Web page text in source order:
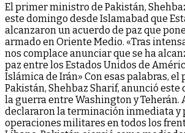
El primer ministro de Pakistán,
este domingo desde Islamabad que
alcanzaron un acuerdo de paz que
armado en Oriente Medio. «Tras
nos complace anunciar que se ha
paz entre los Estados Unidos de
Islámica de Irán» Con esas palabras,
Pakistán, Shehbaz Sharif, anunció
la guerra entre Washington y Teherán.
declararon la terminación inmediata y
operaciones militares en todos los